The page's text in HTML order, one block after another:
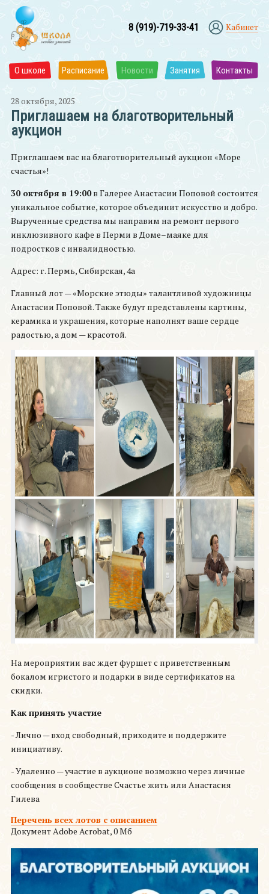
8 (919)-719-33-41 Кабинет
О школе Расписание Новости Занятия Контакты
28 октября, 2025
Приглашаем на благотворительный
аукцион
Приглашаем вас на благотворительный аукцион «Море
счастья»!
30 октября в 19:00в Галерее Анастасии Поповой состоится
уникальное событие, которое объединит искусство и добро.
Вырученные средства мы направим на ремонт первого
инклюзивного кафе в Перми в Доме–маяке для
подростков с инвалидностью.
Адрес: г. Пермь, Сибирская, 4а
Главный лот — «Морские этюды» талантливой художницы
Анастасии Поповой. Также будут представлены картины,
керамика и украшения, которые наполнят ваше сердце
радостью, а дом — красотой.
На мероприятии вас ждет фуршет с приветственным
бокалом игристого и подарки в виде сертификатов на
скидки.
Как принять участие
- Лично — вход свободный, приходите и поддержите
инициативу.
- Удаленно — участие в аукционе возможно через личные
сообщения в сообществе Счастье жить или Анастасия
Гилева
Перечень всех лотов с описанием
Документ Adobe Acrobat, 0 Мб